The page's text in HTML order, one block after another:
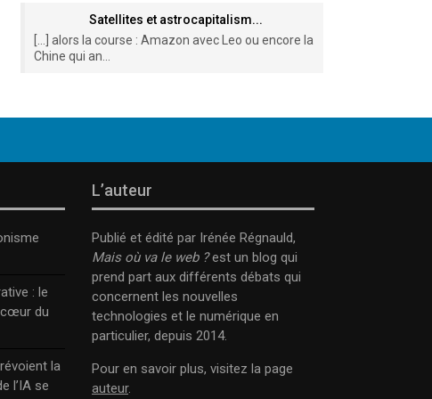
Satellites et astrocapitalism...
[…] alors la course : Amazon avec Leo ou encore la
Chine qui an...
: le
cœur du
la
l’IA se
L’auteur
Publié et édité par Irénée Régnauld,
Mais où va le web ?est un blog qui
prend part aux différents débats qui
concernent les nouvelles
technologies et le numérique en
particulier, depuis 2014.
Pour en savoir plus, visitez la page
auteur.